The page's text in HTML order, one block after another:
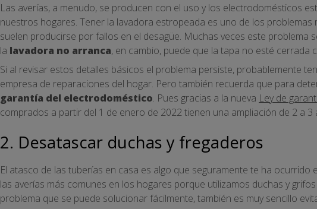
Las averías, a menudo, se producen con el uso y los electrodomésticos
nuestros hogares. Tener la lavadora estropeada es uno de los problemas
suelen producirse por fallos en el desagüe. Muchas veces este problema
la lavadora no arranca, en cambio, puede que la tapa no esté cerrada
Si al revisar estos detalles básicos el problema persiste, probablemente
empresa de reparaciones del hogar. Pero también recuerda que para
garantía del electrodoméstico. Pues gracias a la nueva Ley de
comprados a partir del 1 de enero de 2022 tienen una ampliación de 2 a 3
2. Desatascar duchas y fregaderos
El atasco de las tuberías en casa es algo que seguramente te ha ocurrido
las averías más comunes en los hogares porque utilizamos duchas y
problema que se puede solucionar fácilmente, también es muy sencillo